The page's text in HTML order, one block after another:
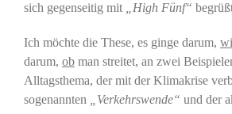
sich gegenseitig mit
„High Fünf“
Ich möchte die These, es ginge darum,
darum, obman streitet, an zwei
Alltagsthema, der mit der Klimakrise
sogenannten
„Verkehrswende“ und der